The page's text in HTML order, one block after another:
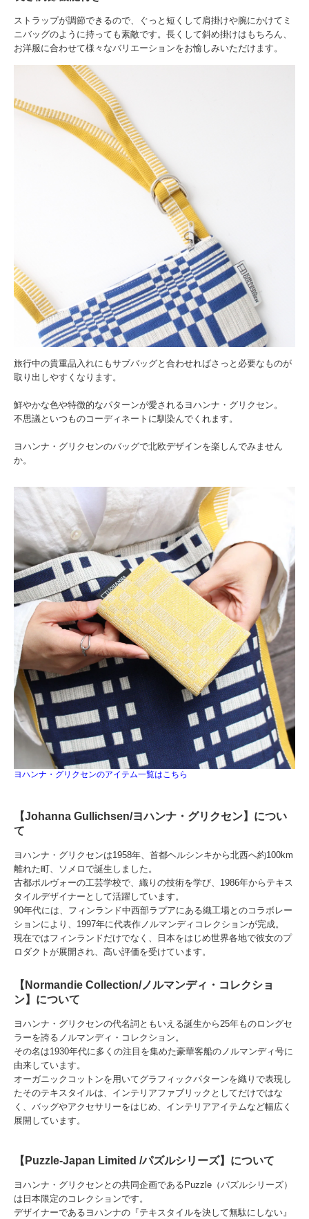
ストラップが調節できるので、ぐっと短くして肩掛けや腕にかけてミ
ニバッグのように持っても素敵です。長くして斜め掛けはもちろん、
お洋服に合わせて様々なバリエーションをお愉しみいただけます。
旅行中の貴重品入れにもサブバッグと合わせればさっと必要なものが
取り出しやすくなります。
鮮やかな色や特徴的なパターンが愛されるヨハンナ・グリクセン。
不思議といつものコーディネートに馴染んでくれます。
ヨハンナ・グリクセンのバッグで北欧デザインを楽しんでみません
か。
ヨハンナ・グリクセンのアイテム一覧はこちら
【Johanna Gullichsen/ヨハンナ・グリクセン】につい
て
ヨハンナ・グリクセンは1958年、首都ヘルシンキから北西へ約100km
離れた町、ソメロで誕生しました。
古都ポルヴォーの工芸学校で、織りの技術を学び、1986年からテキス
タイルデザイナーとして活躍しています。
90年代には、フィンランド中西部ラプアにある織工場とのコラボレー
ションにより、1997年に代表作ノルマンディコレクションが完成。
現在ではフィンランドだけでなく、日本をはじめ世界各地で彼女のプ
ロダクトが展開され、高い評価を受けています。
【Normandie Collection/ノルマンディ・コレクショ
ン】について
ヨハンナ・グリクセンの代名詞ともいえる誕生から25年ものロングセ
ラーを誇るノルマンディ・コレクション。
その名は1930年代に多くの注目を集めた豪華客船のノルマンディ号に
由来しています。
オーガニックコットンを用いてグラフィックパターンを織りで表現し
たそのテキスタイルは、インテリアファブリックとしてだけではな
く、バッグやアクセサリーをはじめ、インテリアアイテムなど幅広く
展開しています。
【Puzzle-Japan Limited /パズルシリーズ】について
ヨハンナ・グリクセンとの共同企画であるPuzzle（パズルシリーズ）
は日本限定のコレクションです。
デザイナーであるヨハンナの『テキスタイルを決して無駄にしない』